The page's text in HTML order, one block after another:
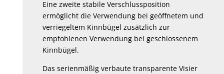
Eine zweite stabile Verschlussposition
ermöglicht die Verwendung bei geöffnetem und
verriegeltem Kinnbügel zusätzlich zur
empfohlenen Verwendung bei geschlossenem
Kinnbügel.
Das serienmäßig verbaute transparente Visier